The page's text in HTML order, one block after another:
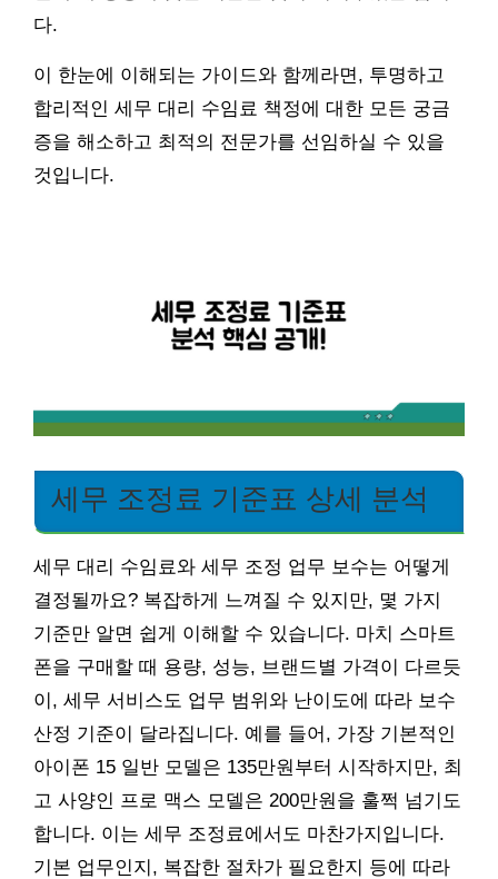
다.
이 한눈에 이해되는 가이드와 함께라면, 투명하고
합리적인 세무 대리 수임료 책정에 대한 모든 궁금
증을 해소하고 최적의 전문가를 선임하실 수 있을
것입니다.
세무 조정료 기준표 상세 분석
세무 대리 수임료와 세무 조정 업무 보수는 어떻게
결정될까요? 복잡하게 느껴질 수 있지만, 몇 가지
기준만 알면 쉽게 이해할 수 있습니다. 마치 스마트
폰을 구매할 때 용량, 성능, 브랜드별 가격이 다르듯
이, 세무 서비스도 업무 범위와 난이도에 따라 보수
산정 기준이 달라집니다. 예를 들어, 가장 기본적인
아이폰 15 일반 모델은 135만원부터 시작하지만, 최
고 사양인 프로 맥스 모델은 200만원을 훌쩍 넘기도
합니다. 이는 세무 조정료에서도 마찬가지입니다.
기본 업무인지, 복잡한 절차가 필요한지 등에 따라